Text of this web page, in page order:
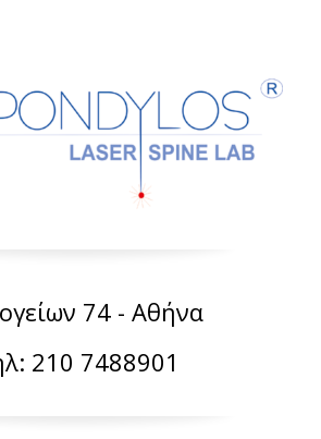
74 - Αθήνα
210 7488901